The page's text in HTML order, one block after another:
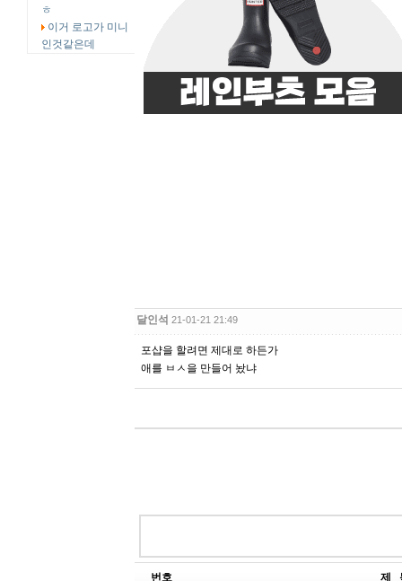
ㅎ
이거 로고가 미니
인것같은데
달인석 21-01-21 21:49
포샵을 할려면 제대로 하든가
애를 ㅂㅅ을 만들어 놨냐
번호 제